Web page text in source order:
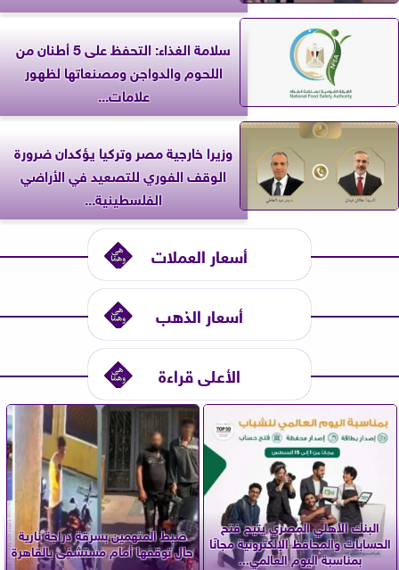
سلامة الغذاء: التحفظ على 5 أطنان من
اللحوم والدواجن ومصنعاتها لظهور
علامات...
وزيرا خارجية مصر وتركيا يؤكدان ضرورة
الوقف الفوري للتصعيد في الأراضي
الفلسطينية...
أسعار العملات
أسعار الذهب
الأعلى قراءة
البنك الأهلي المصري يتيح فتح
الحسابات والمحافظ الإلكترونية مجانًا
بمناسبة اليوم العالمي...
ضبط المتهمين بسرقة دراجة نارية
حال توقفها أمام مستشفى بالقاهرة